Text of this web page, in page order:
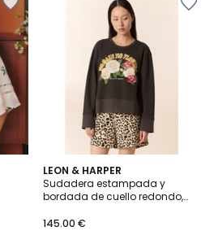
LEON & HARPER
Sudadera estampada y
bordada de cuello redondo,
145.00 €